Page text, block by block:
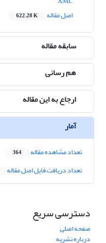
اصل مقاله
622.28 K
سابقه مقاله
هم رسانی
ارجاع به این مقاله
آمار
تعداد مشاهده مقاله 364
تعداد دریافت فایل اصل مقاله
دسترسی سریع
صفحه اصلی
درباره نشریه